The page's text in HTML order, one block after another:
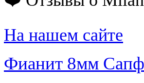
На нашем сайте
Фианит 8мм